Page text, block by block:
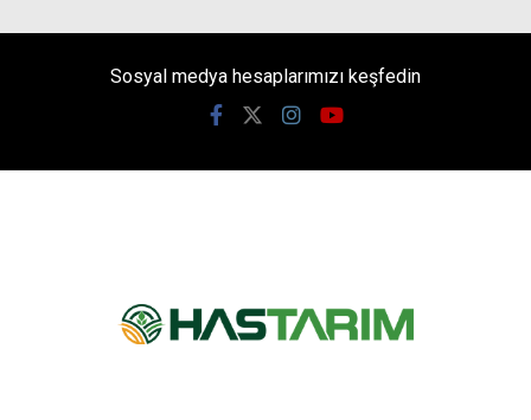
Sosyal medya hesaplarımızı keşfedin